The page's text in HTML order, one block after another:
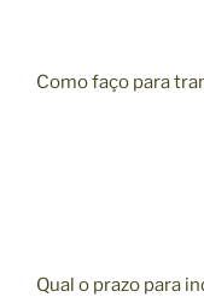
Como faço para
Qual o prazo para